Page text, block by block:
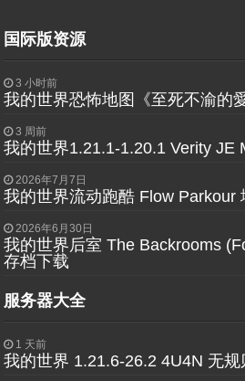
国际版资源
3 小时前
我的世界恐怖地图《至死不渝的
3 周前
我的世界1.21.1-1.20.1 Verity JE
2026年7月7日
我的世界流动跑酷 Flow Parkour
2026年6月30日
我的世界后室 The Backrooms
存档下载
服务器大全
1 天前
我的世界 1.21.6-26.2 4U4N 无